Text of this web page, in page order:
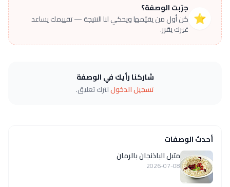
⭐
جرّبت الوصفة؟
كن أول من يقيّمها ويحكي لنا النتيجة — تقييمك يساعد
غيرك يقرر.
شاركنا رأيك في الوصفة
تسجيل الدخوللترك تعليق.
أحدث الوصفات
متبل الباذنجان بالرمان
2026-07-08